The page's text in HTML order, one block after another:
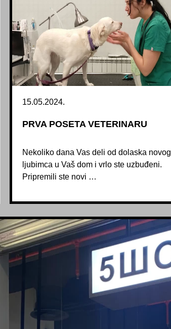
15.05.2024.
PRVA POSETA VETERINARU
Nekoliko dana Vas deli od dolaska novog
ljubimca u Vaš dom i vrlo ste uzbuđeni.
Pripremili ste novi …